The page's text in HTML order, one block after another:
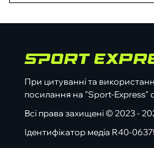
При цитуванні та
посилання на "Sport-Express"
Всі права захищені © 2023 -
Ідентифікатор медіа R40-